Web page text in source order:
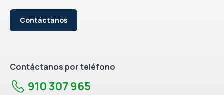
Contáctanos
Contáctanos por teléfono
910 307 965